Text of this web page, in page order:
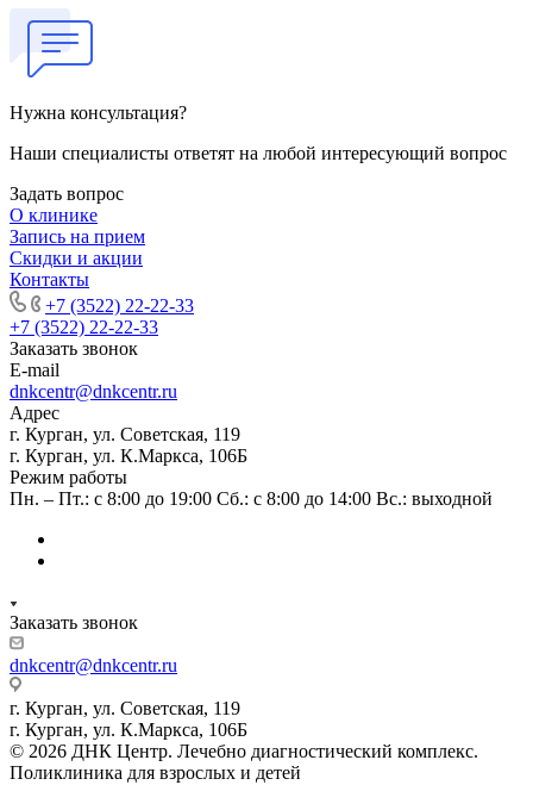
Нужна консультация?
Наши специалисты ответят на любой интересующий вопрос
Задать вопрос
О клинике
Запись на прием
Скидки и акции
Контакты
+7 (3522) 22-22-33
+7 (3522) 22-22-33
Заказать звонок
E-mail
dnkcentr@dnkcentr.ru
Адрес
г. Курган, ул. Советская, 119
г. Курган, ул. К.Маркса, 106Б
Режим работы
Пн. – Пт.: с 8:00 до 19:00 Сб.: с 8:00 до 14:00 Вс.: выходной
Заказать звонок
dnkcentr@dnkcentr.ru
г. Курган, ул. Советская, 119
г. Курган, ул. К.Маркса, 106Б
© 2026 ДНК Центр. Лечебно диагностический комплекс.
Поликлиника для взрослых и детей